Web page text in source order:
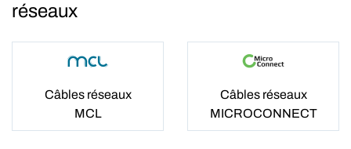
réseaux
Câbles réseaux
MCL
Câbles réseaux
MICROCONNECT